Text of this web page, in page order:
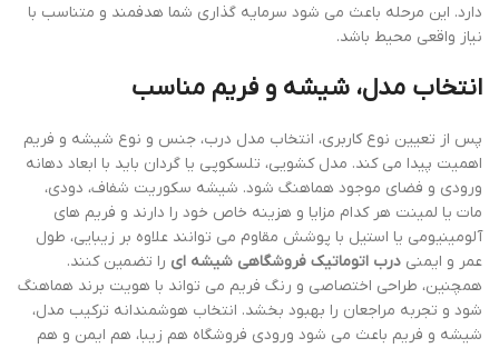
دارد. این مرحله باعث می شود سرمایه گذاری شما هدفمند و متناسب با
نیاز واقعی محیط باشد.
انتخاب مدل، شیشه و فریم مناسب
پس از تعیین نوع کاربری، انتخاب مدل درب، جنس و نوع شیشه و فریم
اهمیت پیدا می کند. مدل کشویی، تلسکوپی یا گردان باید با ابعاد دهانه
ورودی و فضای موجود هماهنگ شود. شیشه سکوریت شفاف، دودی،
مات یا لمینت هر کدام مزایا و هزینه خاص خود را دارند و فریم های
آلومینیومی یا استیل با پوشش مقاوم می توانند علاوه بر زیبایی، طول
عمر و ایمنی درب اتوماتیک فروشگاهی شیشه ای را تضمین کنند.
همچنین، طراحی اختصاصی و رنگ فریم می تواند با هویت برند هماهنگ
شود و تجربه مراجعان را بهبود بخشد. انتخاب هوشمندانه ترکیب مدل،
شیشه و فریم باعث می شود ورودی فروشگاه هم زیبا، هم ایمن و هم